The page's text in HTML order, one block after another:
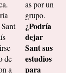
de
a
as por un
grupo.
¿Podría
dejar
Sant sus
estudios
para